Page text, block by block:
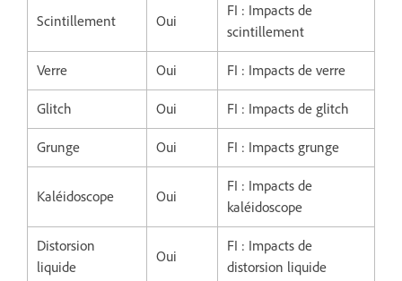
Scintillement Oui
FI : Impacts de
scintillement
Verre Oui FI : Impacts de verre
Glitch Oui FI : Impacts de glitch
Grunge Oui FI : Impacts grunge
Kaléidoscope Oui
FI : Impacts de
kaléidoscope
Distorsion
liquide
Oui
FI : Impacts de
distorsion liquide